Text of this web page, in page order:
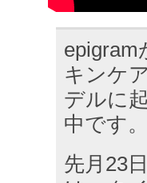
epigram
キンケ
デルに
中です。
先月23